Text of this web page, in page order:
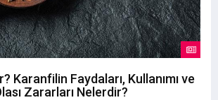
Karanfilin Faydaları, Kullanımı ve
Zararları Nelerdir?